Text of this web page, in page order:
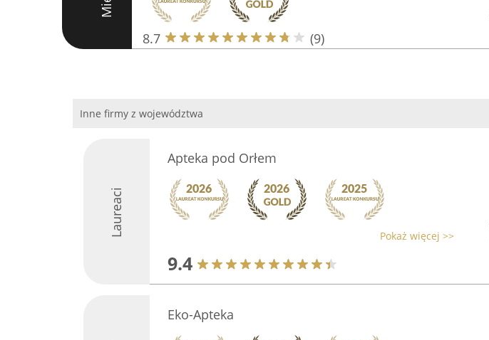
8.7 (9)
Inne firmy z województwa
Laureaci
Apteka pod Orłem
Pokaż więcej >>
9.4
Eko-Apteka